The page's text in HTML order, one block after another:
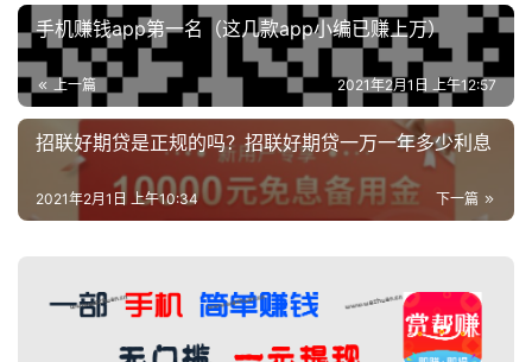
手机赚钱app第一名（这几款app小编已赚上万）
上一篇 2021年2月1日 上午12:57
招联好期贷是正规的吗？招联好期贷一万一年多少利息
下一篇
2021年2月1日 上午10:34